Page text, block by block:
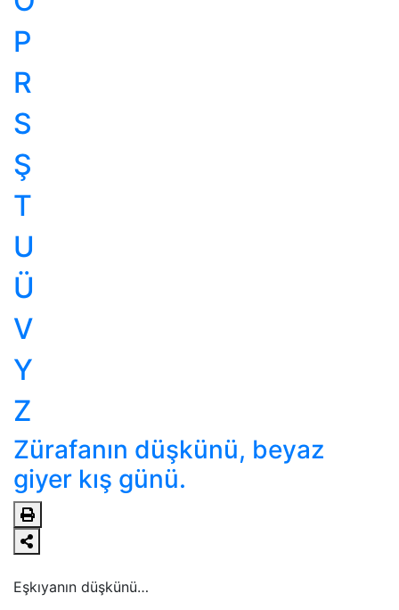
P
R
S
Ş
T
U
Ü
V
Y
Z
Zürafanın düşkünü, beyaz
giyer kış günü.
Eşkıyanın düşkünü…